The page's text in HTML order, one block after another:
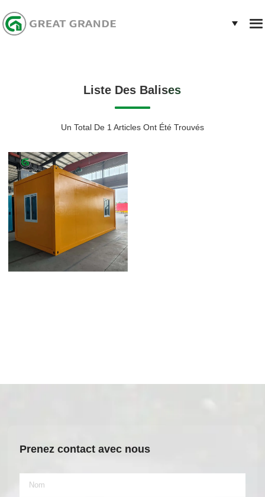
Liste Des Balises
Un Total De 1 Articles Ont Été Trouvés
Prenez contact avec nous